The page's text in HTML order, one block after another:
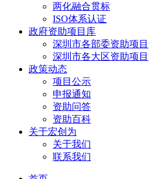
两化融合贯标
ISO体系认证
政府资助项目库
深圳市各部委资助项目
深圳市各大区资助项目
政策动态
项目公示
申报通知
资助问答
资助百科
关于宏创为
关于我们
联系我们